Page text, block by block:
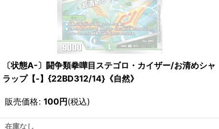
〔状態A-〕闘争類拳嘩目ステゴロ・カイザー/お清めシャ
ラップ【-】{22BD312/14}《自然》
販売価格: 100円(税込)
在庫なし